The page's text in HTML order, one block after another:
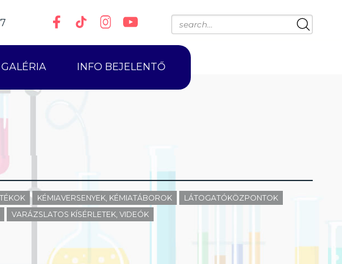
GALÉRIA INFO BEJELENTŐ
KÉMIAVERSENYEK, KÉMIATÁBOROK
LÁTOGATÓKÖZPONTOK
VARÁZSLATOS KÍSÉRLETEK, VIDEÓK